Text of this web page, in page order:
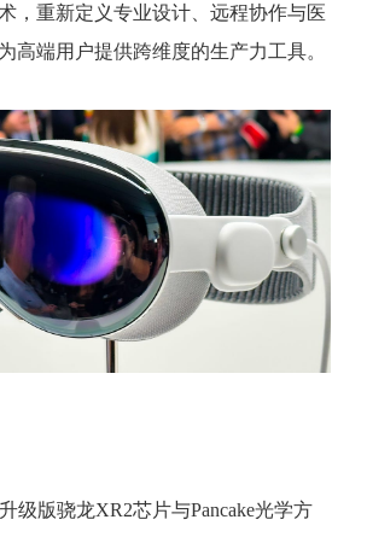
，重新定义专业设计、远程协作与医
高端用户提供跨维度的生产力工具。
级版骁龙XR2芯片与Pancake光学方